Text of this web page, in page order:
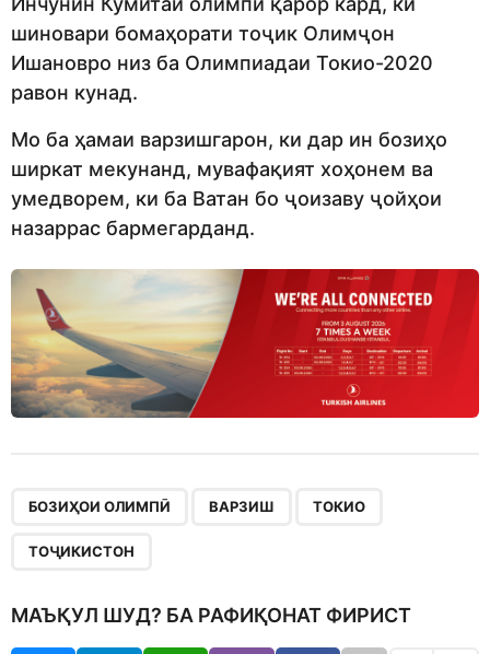
шиновари бомаҳорати тоҷик Олимҷон
Ишановро низ ба Олимпиадаи Токио-2020
равон кунад.
Мо ба ҳамаи варзишгарон, ки дар ин бозиҳо
ширкат мекунанд, мувафақият хоҳонем ва
умедворем, ки ба Ватан бо ҷоизаву ҷойҳои
назаррас бармегарданд.
БОЗИҲОИ ОЛИМПӢ ВАРЗИШ ТОКИО
ТОҶИКИСТОН
МАЪҚУЛ ШУД? БА РАФИҚОНАТ ФИРИСТ